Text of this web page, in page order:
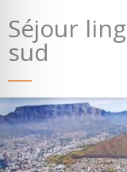
Séjour
sud